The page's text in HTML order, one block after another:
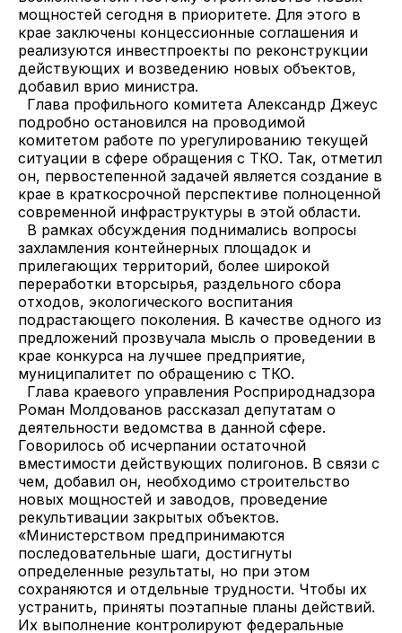
мощностей сегодня в приоритете. Для этого в
крае заключены концессионные соглашения и
реализуются инвестпроекты по реконструкции
действующих и возведению новых объектов,
добавил врио министра.
Глава профильного комитета Александр Джеус
подробно остановился на проводимой
комитетом работе по урегулированию текущей
ситуации в сфере обращения с ТКО. Так, отметил
он, первостепенной задачей является создание в
крае в краткосрочной перспективе полноценной
современной инфраструктуры в этой области.
В рамках обсуждения поднимались вопросы
захламления контейнерных площадок и
прилегающих территорий, более широкой
переработки вторсырья, раздельного сбора
отходов, экологического воспитания
подрастающего поколения. В качестве одного из
предложений прозвучала мысль о проведении в
крае конкурса на лучшее предприятие,
муниципалитет по обращению с ТКО.
Глава краевого управления Росприроднадзора
Роман Молдованов рассказал депутатам о
деятельности ведомства в данной сфере.
Говорилось об исчерпании остаточной
вместимости действующих полигонов. В связи с
чем, добавил он, необходимо строительство
новых мощностей и заводов, проведение
рекультивации закрытых объектов.
«Министерством предпринимаются
последовательные шаги, достигнуты
определенные результаты, но при этом
сохраняются и отдельные трудности. Чтобы их
устранить, приняты поэтапные планы действий.
Их выполнение контролируют федеральные